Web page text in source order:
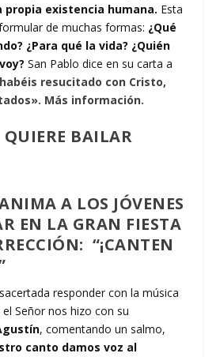
existencia humana. Esta
de muchas formas: ¿Qué
¿Para qué la vida? ¿Quién
San Pablo dice en su carta a
resucitado con Cristo,
Más información.
BAILAR
A LOS JÓVENES
EN LA GRAN FIESTA
“¡CANTEN
responder con la música
Señor nos hizo con su
, comentando un salmo,
canto damos voz al